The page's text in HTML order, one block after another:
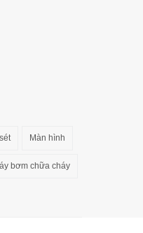
Màn hình
bơm chữa cháy